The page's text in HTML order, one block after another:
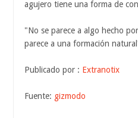
agujero tiene una forma de
"No se parece a algo hecho
parece a una formación
Publicado por : Extranotix
Fuente: gizmodo